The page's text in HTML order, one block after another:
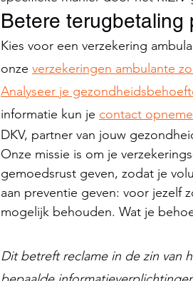
Betere terugbetaling
Kies voor een verzekering
onze verzekeringen ambulante
Analyseer je
informatie kun je contact
DKV, partner van jouw
Onze missie is om je
gemoedsrust geven, zodat je
aan preventie geven: voor jezelf
mogelijk behouden. Wat je
Dit betreft reclame in de zin van